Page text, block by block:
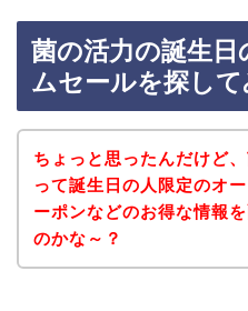
菌の活力の誕生日
ムセールを探して
ちょっと思ったんだけど
って誕生日の人限定のオ
ーポンなどのお得な情報
のかな～？